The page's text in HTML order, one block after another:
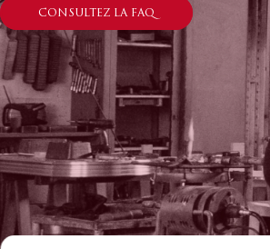
CONSULTEZ LA FAQ